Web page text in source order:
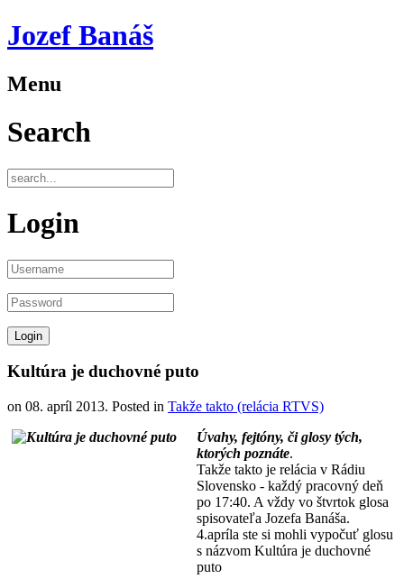
Jozef Banáš
Menu
Search
Login
Kultúra je duchovné puto
on 08. apríl 2013. Posted in Takže takto (relácia RTVS)
Úvahy, fejtóny, či glosy tých,
ktorých poznáte.
Takže takto je relácia v Rádiu
Slovensko - každý pracovný deň
po 17:40. A vždy vo štvrtok glosa
spisovateľa Jozefa Banáša.
4.apríla ste si mohli vypočuť glosu
s názvom Kultúra je duchovné
puto